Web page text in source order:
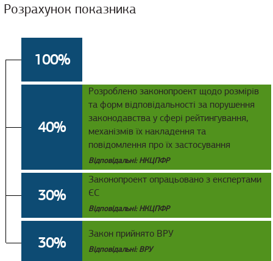
Розрахунок показника
100%
40%
Розроблено законопроект щодо розмірів
та форм відповідальності за порушення
законодавства у сфері рейтингування,
механізмів їх накладення та
повідомлення про їх застосування
Відповідальні: НКЦПФР
30%
Законопроект опрацьовано з експертами
ЄС
Відповідальні: НКЦПФР
30% Закон прийнято ВРУ
Відповідальні: ВРУ